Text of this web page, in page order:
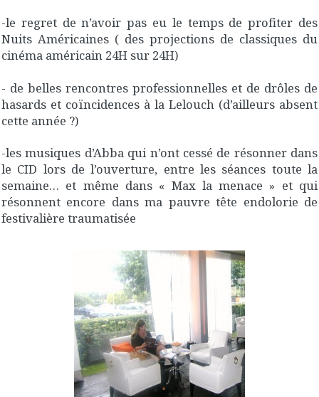
-le regret de n’avoir pas eu le temps de profiter des
Nuits Américaines ( des projections de classiques du
cinéma américain 24H sur 24H)
- de belles rencontres professionnelles et de drôles de
hasards et coïncidences à la Lelouch (d’ailleurs absent
cette année ?)
-les musiques d’Abba qui n’ont cessé de résonner dans
le CID lors de l’ouverture, entre les séances toute la
semaine… et même dans « Max la menace » et qui
résonnent encore dans ma pauvre tête endolorie de
festivalière traumatisée